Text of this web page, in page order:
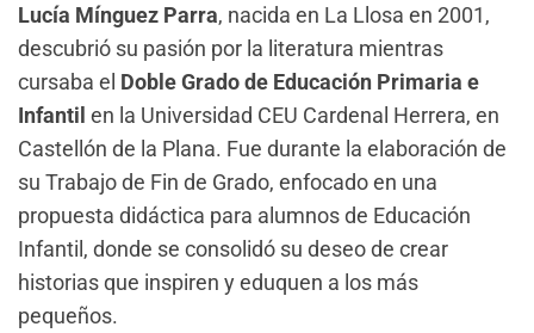
Lucía Mínguez Parra, nacida en La Llosa en 2001,
descubrió su pasión por la literatura mientras
cursaba el Doble Grado de Educación Primaria e
Infantil en la Universidad CEU Cardenal Herrera, en
Castellón de la Plana. Fue durante la elaboración de
su Trabajo de Fin de Grado, enfocado en una
propuesta didáctica para alumnos de Educación
Infantil, donde se consolidó su deseo de crear
historias que inspiren y eduquen a los más
pequeños.